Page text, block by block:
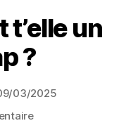
t’elle un
?
03/2025
sur